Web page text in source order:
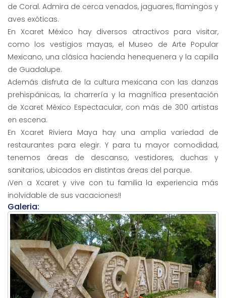
de Coral. Admira de cerca venados, jaguares, flamingos y
aves exóticas.
En Xcaret México hay diversos atractivos para visitar,
como los vestigios mayas, el Museo de Arte Popular
Mexicano, una clásica hacienda henequenera y la capilla
de Guadalupe.
Además disfruta de la cultura mexicana con las danzas
prehispánicas, la charrería y la magnífica presentación
de Xcaret México Espectacular, con más de 300 artistas
en escena.
En Xcaret Riviera Maya hay una amplia variedad de
restaurantes para elegir. Y para tu mayor comodidad,
tenemos áreas de descanso, vestidores, duchas y
sanitarios, ubicados en distintas áreas del parque.
¡Ven a Xcaret y vive con tu familia la experiencia más
inolvidable de sus vacaciones!!
Galeria: